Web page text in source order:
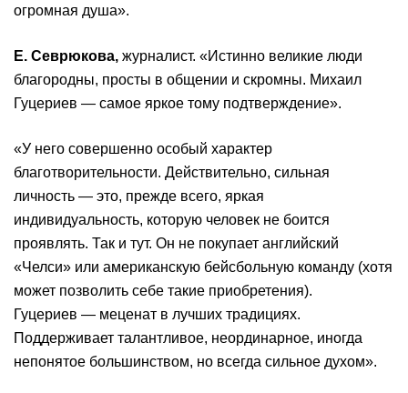
огромная душа».
Е. Севрюкова, журналист. «Истинно великие люди
благородны, просты в общении и скромны. Михаил
Гуцериев — самое яркое тому подтверждение».
«У него совершенно особый характер
благотворительности. Действительно, сильная
личность — это, прежде всего, яркая
индивидуальность, которую человек не боится
проявлять. Так и тут. Он не покупает английский
«Челси» или американскую бейсбольную команду (хотя
может позволить себе такие приобретения).
Гуцериев — меценат в лучших традициях.
Поддерживает талантливое, неординарное, иногда
непонятое большинством, но всегда сильное духом».